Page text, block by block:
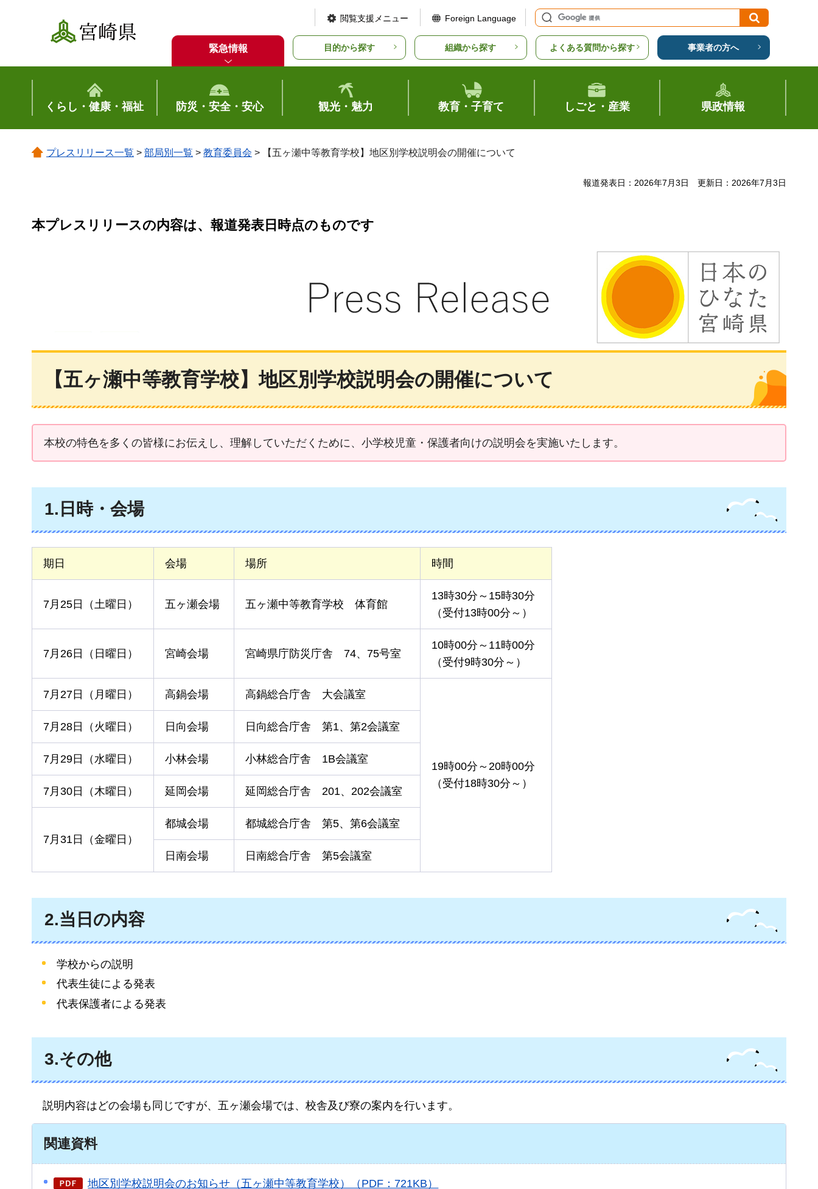
宮崎県
閲覧支援メニュー Foreign Language
緊急情報 目的から探す 組織から探す よくある質問から探す 事業者の方へ
くらし・健康・福祉 防災・安全・安心 観光・魅力 教育・子育て しごと・産業 県政情報
プレスリリース一覧 > 部局別一覧 > 教育委員会 > 【五ヶ瀬中等教育学校】地区別学校説明会の開催について
報道発表日：2026年7月3日 更新日：2026年7月3日
本プレスリリースの内容は、報道発表日時点のものです
【五ヶ瀬中等教育学校】地区別学校説明会の開催について
本校の特色を多くの皆様にお伝えし、理解していただくために、小学校児童・保護者向けの説明会を実施いたします。
1.日時・会場
期日 会場 場所 時間
7月25日（土曜日） 五ヶ瀬会場 五ヶ瀬中等教育学校 体育館
13時30分～15時30分
（受付13時00分～）
7月26日（日曜日） 宮崎会場 宮崎県庁防災庁舎 74、75号室
10時00分～11時00分
（受付9時30分～）
7月27日（月曜日） 高鍋会場 高鍋総合庁舎 大会議室
19時00分～20時00分
（受付18時30分～）
7月28日（火曜日） 日向会場 日向総合庁舎 第1、第2会議室
7月29日（水曜日） 小林会場 小林総合庁舎 1B会議室
7月30日（木曜日） 延岡会場 延岡総合庁舎 201、202会議室
7月31日（金曜日）
都城会場 都城総合庁舎 第5、 第6会議室
日南会場 日南総合庁舎 第5会議室
2.当日の内容
学校からの説明
代表生徒による発表
代表保護者による発表
3.その他
説明内容はどの会場も同じですが、五ヶ瀬会場では、校舎及び寮の案内を行います。
関連資料
地区別学校説明会のお知らせ（五ヶ瀬中等教育学校）（PDF：721KB）